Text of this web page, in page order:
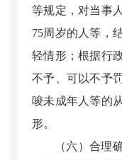
等规定，对当事
75周岁的人等，
轻情形；根据行
不予、可以不予
唆未成年人等的
形。
（六）合理